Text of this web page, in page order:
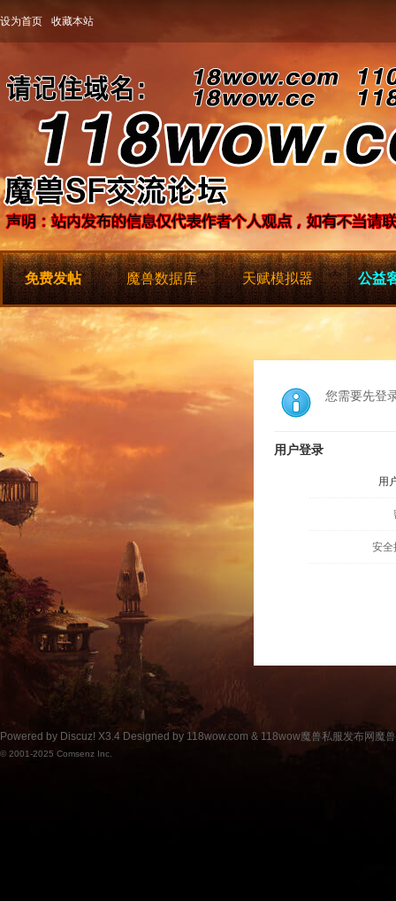
设为首页 收藏本站
免费发帖 魔兽数据库 天赋模拟器 公益
您需要先登
用户登录
用
安全
Powered by Discuz! X3.4 Designed by 118wow.com & 118wow魔兽私服发布网魔
© 2001-2025 Comsenz Inc.